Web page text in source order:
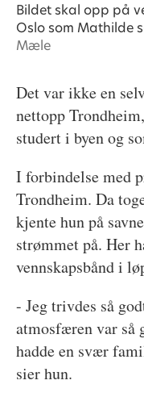
Bildet skal opp på
Oslo som Mathilde
Mæle
Det var ikke en
nettopp
studert i byen og
I forbindelse med
Trondheim. Da
kjente hun på
strømmet på. Her
vennskapsbånd i
- Jeg trivdes så
atmosfæren var så
hadde en svær
sier hun.